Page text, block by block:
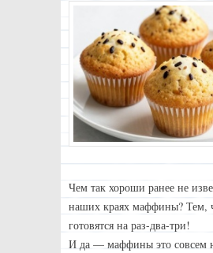
Чем так хороши ранее не
наших краях маффины? Тем,
готовятся на раз-два-три!
И да — маффины это совсем